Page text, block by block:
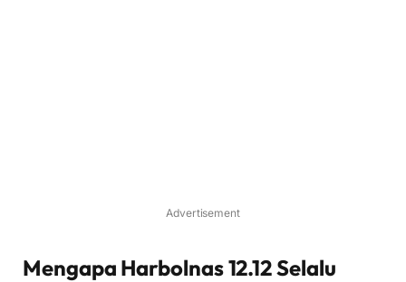
Advertisement
Mengapa Harbolnas 12.12 Selalu